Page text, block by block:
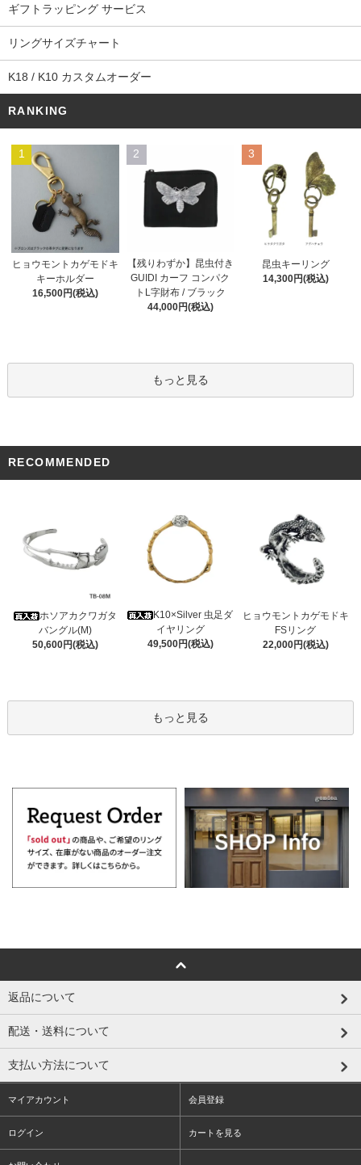
ギフトラッピング サービス
リングサイズチャート
K18 / K10 カスタムオーダー
RANKING
1
ヒョウモントカゲモドキ
キーホルダー
16,500円(税込)
2
【残りわずか】昆虫付き
GUIDI カーフ コンパク
トL字財布 / ブラック
44,000円(税込)
3
昆虫キーリング
14,300円(税込)
もっと見る
RECOMMENDED
ホソアカクワガタ
バングル(M)
50,600円(税込)
K10×Silver 虫足ダ
イヤリング
49,500円(税込)
ヒョウモントカゲモドキ
FSリング
22,000円(税込)
もっと見る
返品について
配送・送料について
支払い方法について
マイアカウント 会員登録
ログイン カートを見る